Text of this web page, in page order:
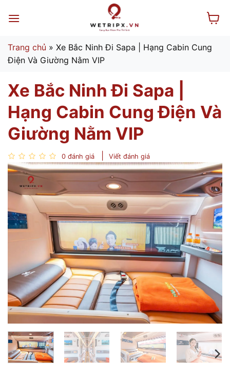
qua
dung
Trang chủ » Xe Bắc Ninh Đi Sapa | Hạng Cabin Cung
Điện Và Giường Nằm VIP
Xe Bắc Ninh Đi Sapa |
Hạng Cabin Cung Điện Và
Giường Nằm VIP
0 đánh giá Viết đánh giá